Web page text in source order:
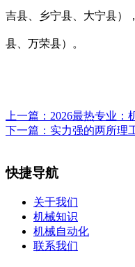
吉县、乡宁县、大宁县）
县、万荣县）。
上一篇： 2026最热专业：
下一篇： 实力强的两所理
快捷导航
关于我们
机械知识
机械自动化
联系我们